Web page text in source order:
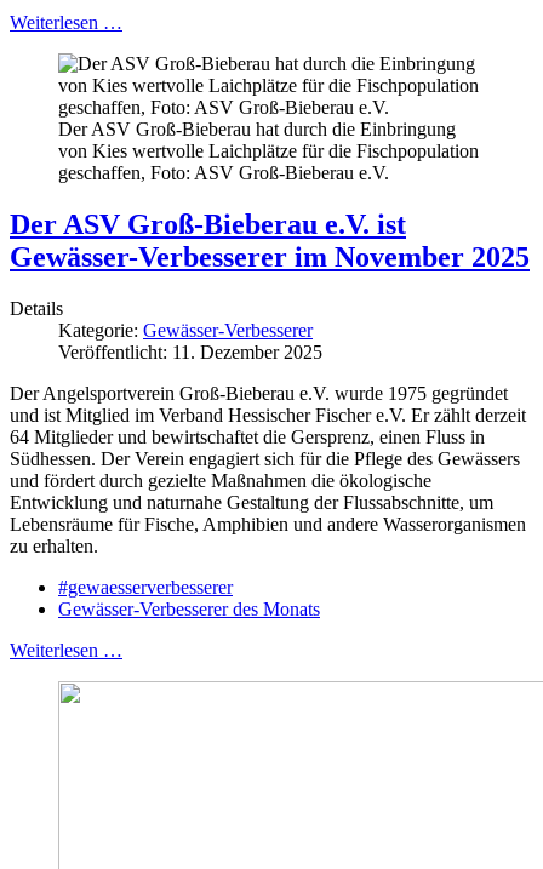
Weiterlesen …
Der ASV Groß-Bieberau hat durch die Einbringung
von Kies wertvolle Laichplätze für die Fischpopulation
geschaffen, Foto: ASV Groß-Bieberau e.V.
Der ASV Groß-Bieberau e.V. ist
Gewässer-Verbesserer im November 2025
Details
Kategorie: Gewässer-Verbesserer
Veröffentlicht: 11. Dezember 2025
Der Angelsportverein Groß-Bieberau e.V. wurde 1975 gegründet
und ist Mitglied im Verband Hessischer Fischer e.V. Er zählt derzeit
64 Mitglieder und bewirtschaftet die Gersprenz, einen Fluss in
Südhessen. Der Verein engagiert sich für die Pflege des Gewässers
und fördert durch gezielte Maßnahmen die ökologische
Entwicklung und naturnahe Gestaltung der Flussabschnitte, um
Lebensräume für Fische, Amphibien und andere Wasserorganismen
zu erhalten.
#gewaesserverbesserer
Gewässer-Verbesserer des Monats
Weiterlesen …